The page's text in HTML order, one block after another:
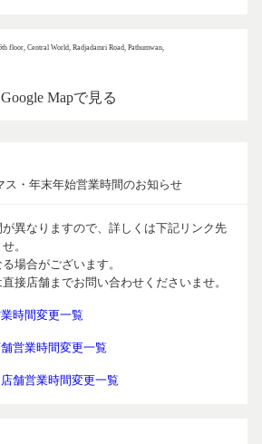
floor, Central World, Radjadamri Road, Pathumwan,
Google Mapで見る
ス・年末年始営業時間のお知らせ
異なりますので、詳しくは下記リンク先
。
場合がございます。
接店舗までお問い合わせくださいませ。
時間変更一覧
営業時間変更一覧
舗営業時間変更一覧